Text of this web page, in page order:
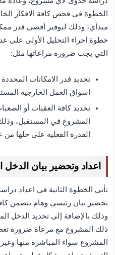
الخطوة في فحص كافة الافكار
مبدأي، وذلك لتوفير أقصى قدر
خطوة اجراء التحليل الأولى على
التي يجب ضرورة مراعاتها مثل:
تحديد قدر الامكانات
اسواق العمل الخارجية
تحديد كافة العقبات أو
المشروع في المستقبل،
القدرة الفعلية على حلها من
اعداد وتحضير بيان الدخل
تأتي الخطوة الثانية في اعداد
تحضير بيان رئيسي وهام يتضمن
وذلك بالإضافة إلى تحديد الدخل
ذلك المشروع مع مرعاة ضرورة
المشروع سواء المباشرة منها